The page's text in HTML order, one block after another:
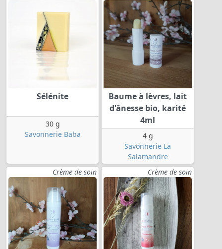
Sélénite
30 g
Savonnerie Baba
Baume à lèvres, lait
d'ânesse bio, karité
4ml
4 g
Savonnerie La
Salamandre
Crème de soin
Crème de soin